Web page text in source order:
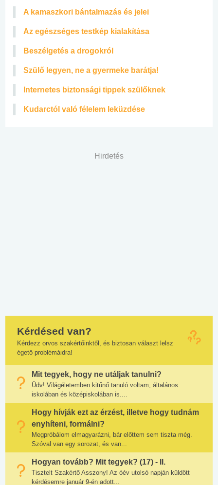
A kamaszkori bántalmazás és jelei
Az egészséges testkép kialakítása
Beszélgetés a drogokról
Szülő legyen, ne a gyermeke barátja!
Internetes biztonsági tippek szülőknek
Kudarctól való félelem leküzdése
Hirdetés
Kérdésed van?
Kérdezz orvos szakértőinktől, és biztosan választ lelsz
égető problémáidra!
Mit tegyek, hogy ne utáljak tanulni?
Üdv! Világéletemben kitűnő tanuló voltam, általános
iskolában és középiskolában is....
Hogy hívják ezt az érzést, illetve hogy tudnám
enyhíteni, formálni?
Megpróbálom elmagyarázni, bár előttem sem tiszta még.
Szóval van egy sorozat, és van...
Hogyan tovább? Mit tegyek? (17) - II.
Tisztelt Szakértő Asszony! Az óév utolsó napján küldött
kérdésemre január 9-én adott...